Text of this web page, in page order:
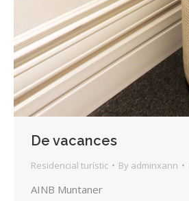
De vacances
Residencial turístic By adminxann
AINB Muntaner